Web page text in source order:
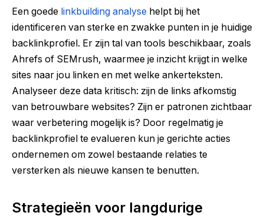
Een goede linkbuilding analyse helpt bij het
identificeren van sterke en zwakke punten in je huidige
backlinkprofiel. Er zijn tal van tools beschikbaar, zoals
Ahrefs of SEMrush, waarmee je inzicht krijgt in welke
sites naar jou linken en met welke ankerteksten.
Analyseer deze data kritisch: zijn de links afkomstig
van betrouwbare websites? Zijn er patronen zichtbaar
waar verbetering mogelijk is? Door regelmatig je
backlinkprofiel te evalueren kun je gerichte acties
ondernemen om zowel bestaande relaties te
versterken als nieuwe kansen te benutten.
Strategieën voor langdurige